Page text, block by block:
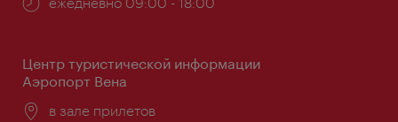
Центр туристической информации
Аэропорт Вена
Расположение:
в зале прилетов